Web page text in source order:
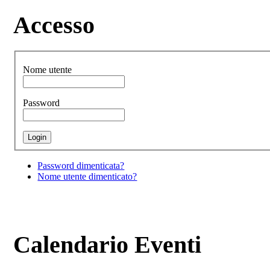
Accesso
Nome utente
Password
Password dimenticata?
Nome utente dimenticato?
Calendario Eventi